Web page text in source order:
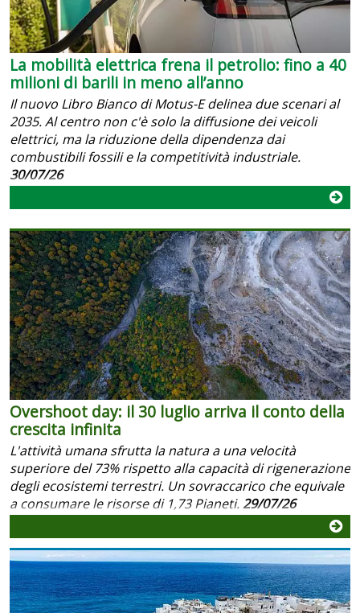
La mobilità elettrica frena il petrolio: fino a 40
milioni di barili in meno all’anno
Il nuovo Libro Bianco di Motus-E delinea due scenari al
2035. Al centro non c'è solo la diffusione dei veicoli
elettrici, ma la riduzione della dipendenza dai
combustibili fossili e la competitività industriale.
30/07/26
Overshoot day: il 30 luglio arriva il conto della
crescita infinita
L'attività umana sfrutta la natura a una velocità
superiore del 73% rispetto alla capacità di rigenerazione
degli ecosistemi terrestri. Un sovraccarico che equivale
a consumare le risorse di 1,73 Pianeti.29/07/26